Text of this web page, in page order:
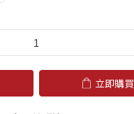
立即購買